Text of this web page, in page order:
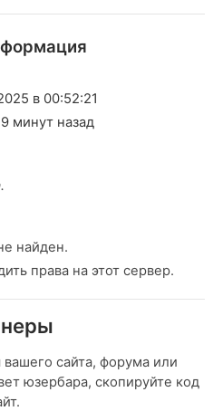
в 00:52:21
9 минут назад
найден.
права на этот сервер.
сайта, форума или
юзербара, скопируйте код